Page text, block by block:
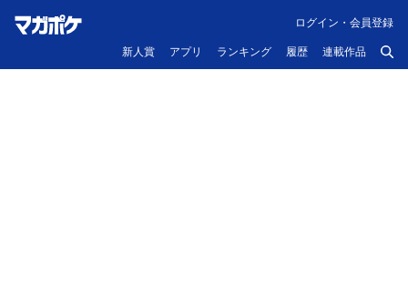
新人賞 アプリ ランキング 履歴 連載作品
ログイン・会員登録